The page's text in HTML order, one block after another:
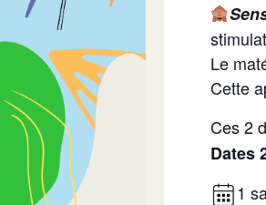
Le
Cette
Ces 2
Dates
1